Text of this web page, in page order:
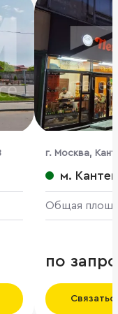
г. Москва,
м.
Общая
по